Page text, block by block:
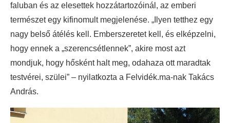
faluban és az elesettek hozzátartozóinál, az emberi
természet egy kifinomult megjelenése. „Ilyen tetthez egy
nagy belső átélés kell. Emberszeretet kell, és elképzelni,
hogy ennek a „szerencsétlennek”, akire most azt
mondjuk, hogy hősként halt meg, odahaza ott maradtak
testvérei, szülei” – nyilatkozta a Felvidék.ma-nak Takács
András.